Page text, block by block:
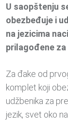
U saopštenju
obezbeđuje i
na jezicima
prilagođene
Za đake od
komplet koji
udžbenika za
jezik, svet oko